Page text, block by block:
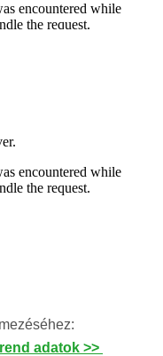
adatok >>